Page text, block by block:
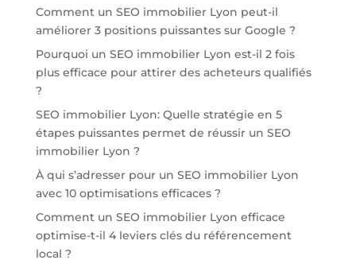
Comment un SEO immobilier Lyon peut-il
améliorer 3 positions puissantes sur Google ?
Pourquoi un SEO immobilier Lyon est-il 2 fois
plus efficace pour attirer des acheteurs qualifiés
?
SEO immobilier Lyon: Quelle stratégie en 5
étapes puissantes permet de réussir un SEO
immobilier Lyon ?
À qui s’adresser pour un SEO immobilier Lyon
avec 10 optimisations efficaces ?
Comment un SEO immobilier Lyon efficace
optimise-t-il 4 leviers clés du référencement
local ?